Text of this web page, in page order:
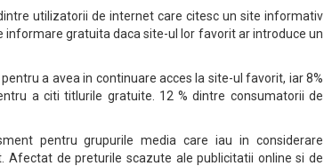
utilizatorii de internet care citesc un site informativ
informare gratuita daca site-ul lor favorit ar introduce un
a avea in continuare acces la site-ul favorit, iar 8%
a citi titlurile gratuite. 12 % dintre consumatorii de
pentru grupurile media care iau in considerare
Afectat de preturile scazute ale publicitatii online si de